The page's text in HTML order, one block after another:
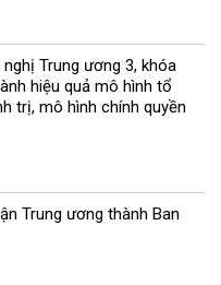
Trung ương 3, khóa
hiệu quả mô hình tổ
trị, mô hình chính quyền
Trung ương thành Ban